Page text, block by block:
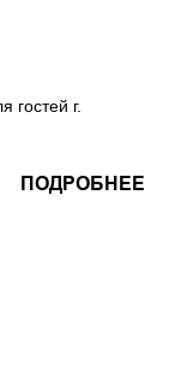
гостей г.
ПОДРОБНЕЕ